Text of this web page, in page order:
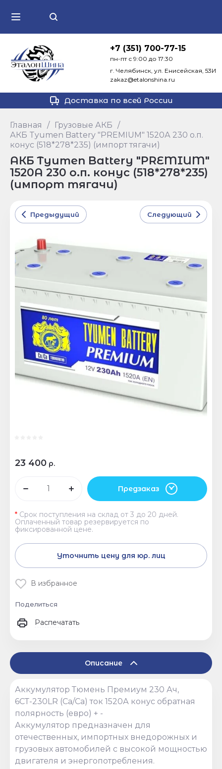
+7 (351) 700-77-15
пн-пт с 9:00 до 17:30
г. Челябинск, ул. Енисейская, 53И
zakaz@etalonshina.ru
Доставка по всей России
Главная / Грузовые АКБ /
АКБ Tyumen Battery "PREMIUM" 1520А 230 о.п.
конус (518*278*235) (импорт тягачи)
АКБ Tyumen Battery "PREMIUM"
1520А 230 о.п. конус (518*278*235)
(импорт тягачи)
Предыдущий Следующий
23 400 р.
Предзаказ
* Срок поступления на склад от 3 до 20 дней.
Оплаченный товар резервируется по
фиксированной цене.
Уточнить цену для юр. лиц
В избранное
Поделиться
Распечатать
Описание
Аккумулятор Тюмень Премиум 230 Ач,
6СТ-230LR (Ca/Ca) ток 1520А конус обратная
полярность (евро) + -
Аккумулятор предназначен для
отечественных, импортных внедорожных и
грузовых автомобилей с высокой мощностью
двигателя и энергопотребления.